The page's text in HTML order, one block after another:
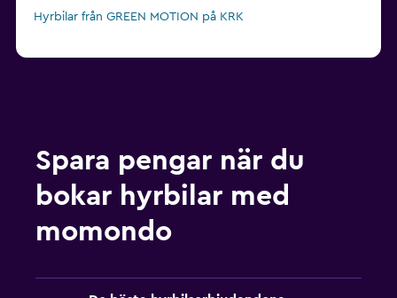
Hyrbilar från GREEN MOTION på KRK
Spara pengar när du
bokar hyrbilar med
momondo